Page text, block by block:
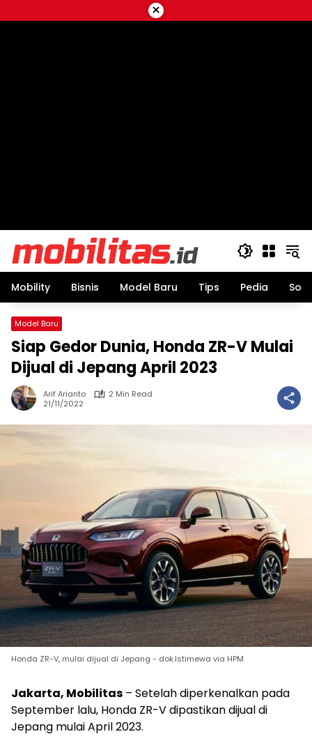
to
×
Mobility Bisnis Model Baru Tips Pedia
Model Baru
Siap Gedor Dunia, Honda ZR-V Mulai
Dijual di Jepang April 2023
Arif Arianto
2 Min Read
21/11/2022
Honda ZR-V, mulai dijual di Jepang - dok.Istimewa via HPM
Jakarta, Mobilitas – Setelah diperkenalkan pada
September lalu, Honda ZR-V dipastikan dijual di
Jepang mulai April 2023.